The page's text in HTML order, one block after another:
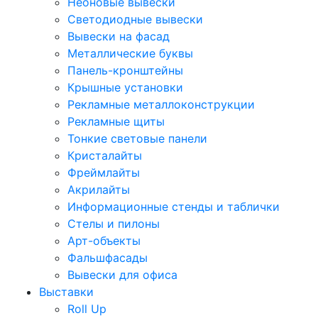
Светодиодные вывески
Вывески на фасад
Металлические буквы
Панель-кронштейны
Крышные установки
Рекламные металлоконструкции
Рекламные щиты
Тонкие световые панели
Кристалайты
Фреймлайты
Акрилайты
Информационные стенды и таблички
Стелы и пилоны
Арт-объекты
Фальшфасады
Вывески для офиса
Выставки
Roll Up